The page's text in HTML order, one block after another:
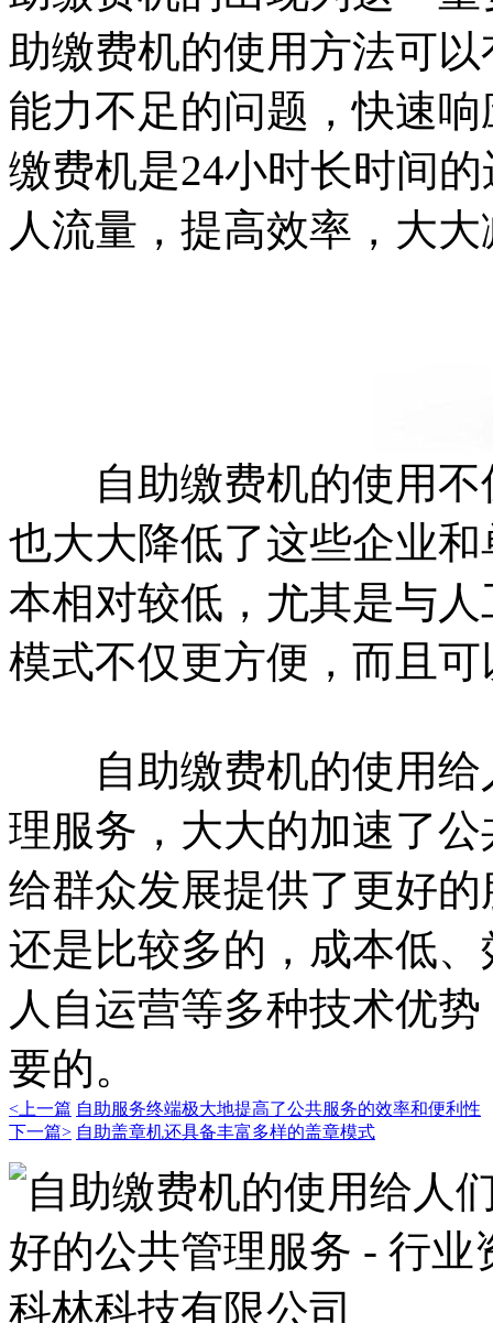
助缴费机的使用方法可
能力不足的问题，快速
缴费机是24小时长时间
人流量，提高效率，大
自助缴费机的使用不
也大大降低了这些企业
本相对较低，尤其是与
模式不仅更方便，而且
自助缴费机的使用给
理服务，大大的加速了
给群众发展提供了更好
还是比较多的，成本低
人自运营等多种技术优
要的。
<上一篇 自助服务终端极大地提高了公共服务的效率和便利性
下一篇> 自助盖章机还具备丰富多样的盖章模式